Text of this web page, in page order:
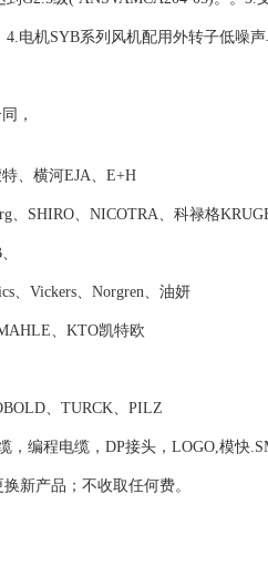
电机SYB系列风机配用外转子低噪
，
、横河EJA、E+H
、SHIRO、NICOTRA、科禄格
、Vickers、Norgren、油妍
、KTO凯特欧
、TURCK、PILZ
，编程电缆，DP接头，LOGO,模快
新产品；不收取任何费。